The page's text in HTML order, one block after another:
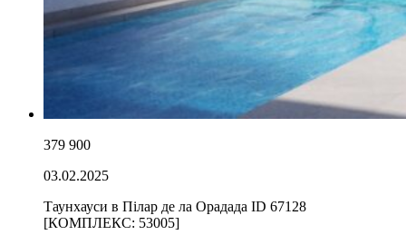
379 900
03.02.2025
Таунхауси в Пілар де ла Орадада ID 67128
[КОМПЛЕКС: 53005]